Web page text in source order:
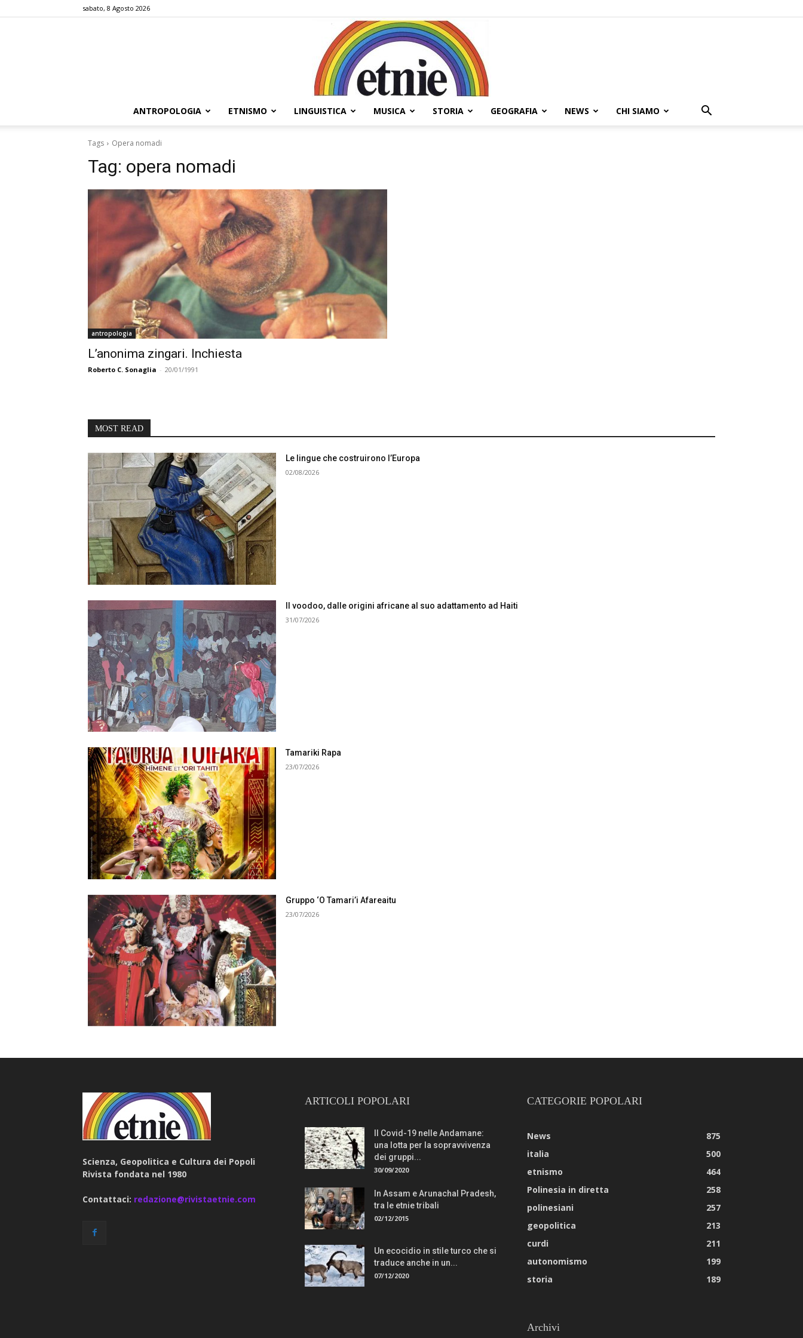
sabato, 8 Agosto 2026
ANTROPOLOGIA ETNISMO LINGUISTICA MUSICA STORIA GEOGRAFIA NEWS CHI SIAMO
Tags Opera nomadi
Tag: opera nomadi
antropologia
L’anonima zingari. Inchiesta
Roberto C. Sonaglia - 20/01/1991
MOST READ
Le lingue che costruirono l’Europa
02/08/2026
Il voodoo, dalle origini africane al suo adattamento ad Haiti
31/07/2026
Tamariki Rapa
23/07/2026
Gruppo ‘O Tamari’i Afareaitu
23/07/2026
Scienza, Geopolitica e Cultura dei Popoli
Rivista fondata nel 1980
Contattaci: redazione@rivistaetnie.com
ARTICOLI POPOLARI
Il Covid-19 nelle Andamane:
una lotta per la sopravvivenza
dei gruppi...
30/09/2020
In Assam e Arunachal Pradesh,
tra le etnie tribali
02/12/2015
Un ecocidio in stile turco che si
traduce anche in un...
07/12/2020
CATEGORIE POPOLARI
News
875
italia
500
etnismo
464
Polinesia in diretta
258
polinesiani
257
geopolitica
213
curdi
211
autonomismo
199
storia
189
Archivi